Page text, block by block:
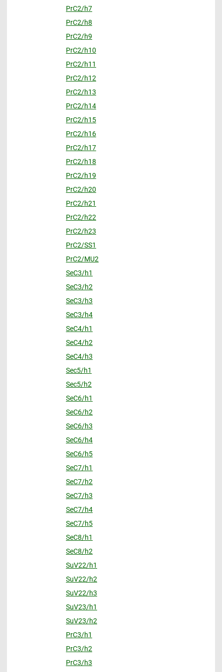
PrC2/h7
PrC2/h8
PrC2/h9
PrC2/h10
PrC2/h11
PrC2/h12
PrC2/h13
PrC2/h14
PrC2/h15
PrC2/h16
PrC2/h17
PrC2/h18
PrC2/h19
PrC2/h20
PrC2/h21
PrC2/h22
PrC2/h23
PrC2/SS1
PrC2/MU2
SeC3/h1
SeC3/h2
SeC3/h3
SeC3/h4
SeC4/h1
SeC4/h2
SeC4/h3
Sec5/h1
Sec5/h2
SeC6/h1
SeC6/h2
SeC6/h3
SeC6/h4
SeC6/h5
SeC7/h1
SeC7/h2
SeC7/h3
SeC7/h4
SeC7/h5
SeC8/h1
SeC8/h2
SuV22/h1
SuV22/h2
SuV22/h3
SuV23/h1
SuV23/h2
PrC3/h1
PrC3/h2
PrC3/h3